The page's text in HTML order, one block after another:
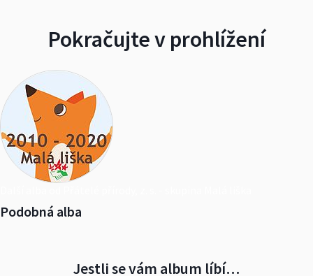
Pokračujte v prohlížení
Podobná alba
Jestli se vám album líbí…